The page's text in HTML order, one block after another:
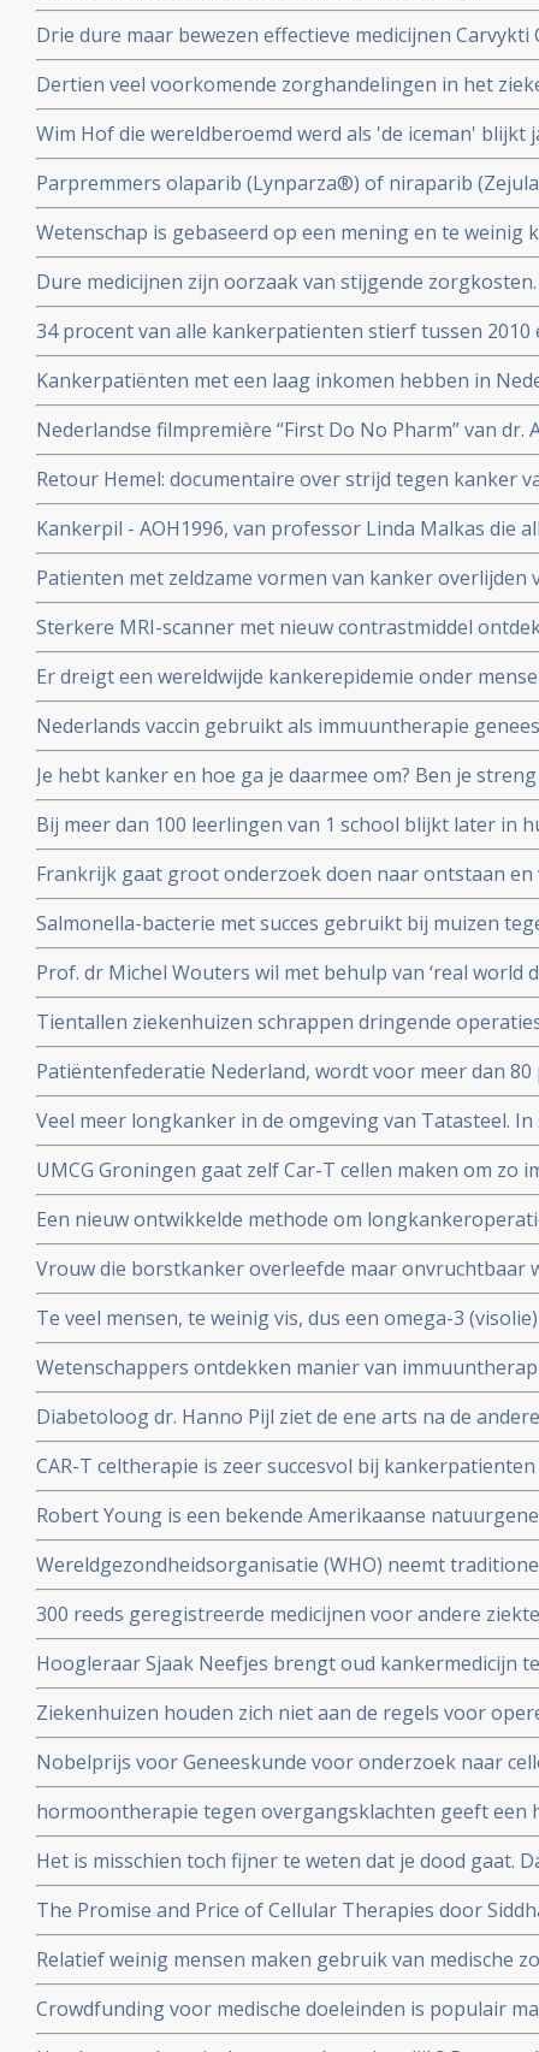
Drie dure maar bewezen effectieve medicijnen
Enhertu Trastuzumab Deruxtecan en Xenpozyme
uit het basispakket omdat ze te duur zijn
Dertien veel voorkomende zorghandelingen in het
uit de richtlijnen omdat de effectiviteit niet bewezen is.
Wim Hof die wereldberoemd werd als 'de iceman' blijkt
geterroriseerd te hebben en wordt beschuldigd door
huiselijk geweld
Parpremmers olaparib (Lynparza®) of niraparib
borstkanker worden gedeeltelijk uit basisverzekering
Nederland
Wetenschap is gebaseerd op een mening en te weinig
collega's n.a.v. 30 diepte interviews met hoogleraren,
postdocs, assistenten in opleiding (PhD’ers) en
Dure medicijnen zijn oorzaak van stijgende
opsporingstechnieken zorgt voor meer
IKNL en RIVM
34 procent van alle kankerpatienten stierf tussen 2010
diagnose. Toch spreekt Integraal Kankercentrum
verbetering
Kankerpatiënten met een laag inkomen hebben in
aan de ziekte te overlijden dan welvarende patiënten.
het Integraal Kankercentrum Nederland
Nederlandse filmpremière “First Do No Pharm” van
november 2024
Retour Hemel: documentaire over strijd tegen kanker
prostaatkanker heeft.
Kankerpil - AOH1996, van professor Linda Malkas die
vernietigen is aan eerste patient gegeven in fase I
Patienten met zeldzame vormen van kanker overlijden
diagnose in vergelijking met veel voorkomende
kunnen vinden van gespecialiseerde behandelcentra
Sterkere MRI-scanner met nieuw contrastmiddel
prostaatkanker in lymfklieren tot op 1 mm
aan Radboud universiteit.
Er dreigt een wereldwijde kankerepidemie onder
aantal darmkankerpatienten stijgt enorm blijkt uit
corona vaccins?
Nederlands vaccin gebruikt als immuuntherapie
osteacarcinoom en honden met blaaskanker reageren
richt op het eiwit vimentine
Je hebt kanker en hoe ga je daarmee om? Ben je
anderen die het moeilijk hebben? Kennislink
Bij meer dan 100 leerlingen van 1 school blijkt later in
van een hersentumor voor te komen. Oorzaak is nog
Frankrijk gaat groot onderzoek doen naar ontstaan
endometriose met een nationaal plan van aanpak.
Salmonella-bacterie met succes gebruikt bij muizen
kankers. Blijkt uit onderzoek aan universiteit van
Prof. dr Michel Wouters wil met behulp van ‘real world
behandelprocessen verbeteren en studieresultaten
Tientallen ziekenhuizen schrappen dringende
operaties voor kankerpatienten en
Patiëntenfederatie Nederland, wordt voor meer dan
ministerie van Volksgezondheid en zorgverzekeraars
over hun onafhankelijkheid.
Veel meer longkanker in de omgeving van Tatasteel.
dan 50 procent meer longkanker voor in vergelijking
UMCG Groningen gaat zelf Car-T cellen maken om zo
cellen sneller en goedkoper te geven aan
Een nieuw ontwikkelde methode om
virtualrealitybril blijkt zeer succesvol. Aldus chirurgen
Vrouw die borstkanker overleefde maar onvruchtbaar
chemotherapie krijgt toch baby door ingevroren eitje
toe te passen.
Te veel mensen, te weinig vis, dus een omega-3
gepubliceerd in Nature
Wetenschappers ontdekken manier van
eiwit MR1 die voor alle vormen van kanker toepasbaar
Diabetoloog dr. Hanno Pijl ziet de ene arts na de
Nationaal gezondheidsplan om welvaartsziekten als
stoppen
CAR-T celtherapie is zeer succesvol bij
op te strenge milieueisen, stellen 4 Nederlandse top
Robert Young is een bekende Amerikaanse
boeken over niet toxische middelen en dieet maar
zijn verweer op video voor de Amerikaanse Commissie
Wereldgezondheidsorganisatie (WHO) neemt
TCM waaronder acupunctuur op in de International
Diseases and Related Health Problems (ICD).
300 reeds geregistreerde medicijnen voor andere
Oncology (ReDO) - hebben ook effect bij kanker blijkt
AntiCancer Fund
Hoogleraar Sjaak Neefjes brengt oud kankermedicijn
dit onderwerp in de uitzending van DWDD met Sjaak
Ziekenhuizen houden zich niet aan de regels voor
daarvoor gespecialiseerd ziekenhuis. Honderden
extra risico
Nobelprijs voor Geneeskunde voor onderzoek naar
hormoontherapie tegen overgangsklachten geeft een
werd gedacht. Blijkt uit grote meta-analyse van 58
Het is misschien toch fijner te weten dat je dood gaat.
ging aan longkanker maar blijft toch leven en vertelt
The Promise and Price of Cellular Therapies door
stamceltransplantatie naar CAR-T celtherapie
Relatief weinig mensen maken gebruik van medische
dat dit ook vergoed wordt, zo meldt de Europese
Crowdfunding voor medische doeleinden is populair
en oncologen maken zich zorgen